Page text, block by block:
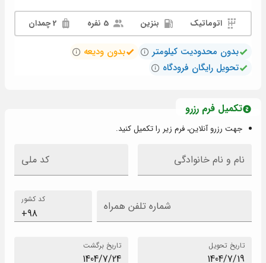
اتوماتیک بنزین 2 چمدان
بدون محدودیت کیلومتر
بدون ودیعه
تحویل رایگان فرودگاه
تکمیل فرم رزرو
جهت رزرو آنلاین، فرم زیر را تکمیل کنید.
نام و نام خانوادگی کد ملی
کد کشور شماره تلفن همراه
تاریخ تحویل تاریخ برگشت